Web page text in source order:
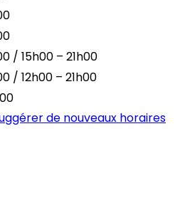
/ 15h00 – 21h00
/ 12h00 – 21h00
de nouveaux horaires